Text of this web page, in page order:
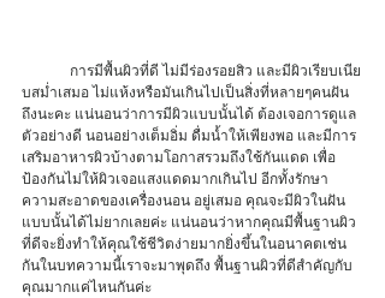
บสม่ำเสมอ ไม่แห้งหรือมันเกินไปเป็นสิ่งที่หลายๆคนฝัน
ถึงนะคะ แน่นอนว่าการมีผิวแบบนั้นได้ ต้องเจอการดูแล
ตัวอย่างดี นอนอย่างเต็มอิ่ม ดื่มน้ำให้เพียงพอ และมีการ
เสริมอาหารผิวบ้างตามโอกาสรวมถึงใช้กันแดด เพื่อ
ป้องกันไม่ให้ผิวเจอแสงแดดมากเกินไป อีกทั้งรักษา
ความสะอาดของเครื่องนอน อยู่เสมอ คุณจะมีผิวในฝัน
แบบนั้นได้ไม่ยากเลยค่ะ แน่นอนว่าหากคุณมีพื้นฐานผิว
ที่ดีจะยิ่งทำให้คุณใช้ชีวิตง่ายมากยิ่งขึ้นในอนาคตเช่น
กันในบทความนี้เราจะมาพุดถึง พื้นฐานผิวที่ดีสำคัญกับ
คุณมากแค่ไหนกันค่ะ